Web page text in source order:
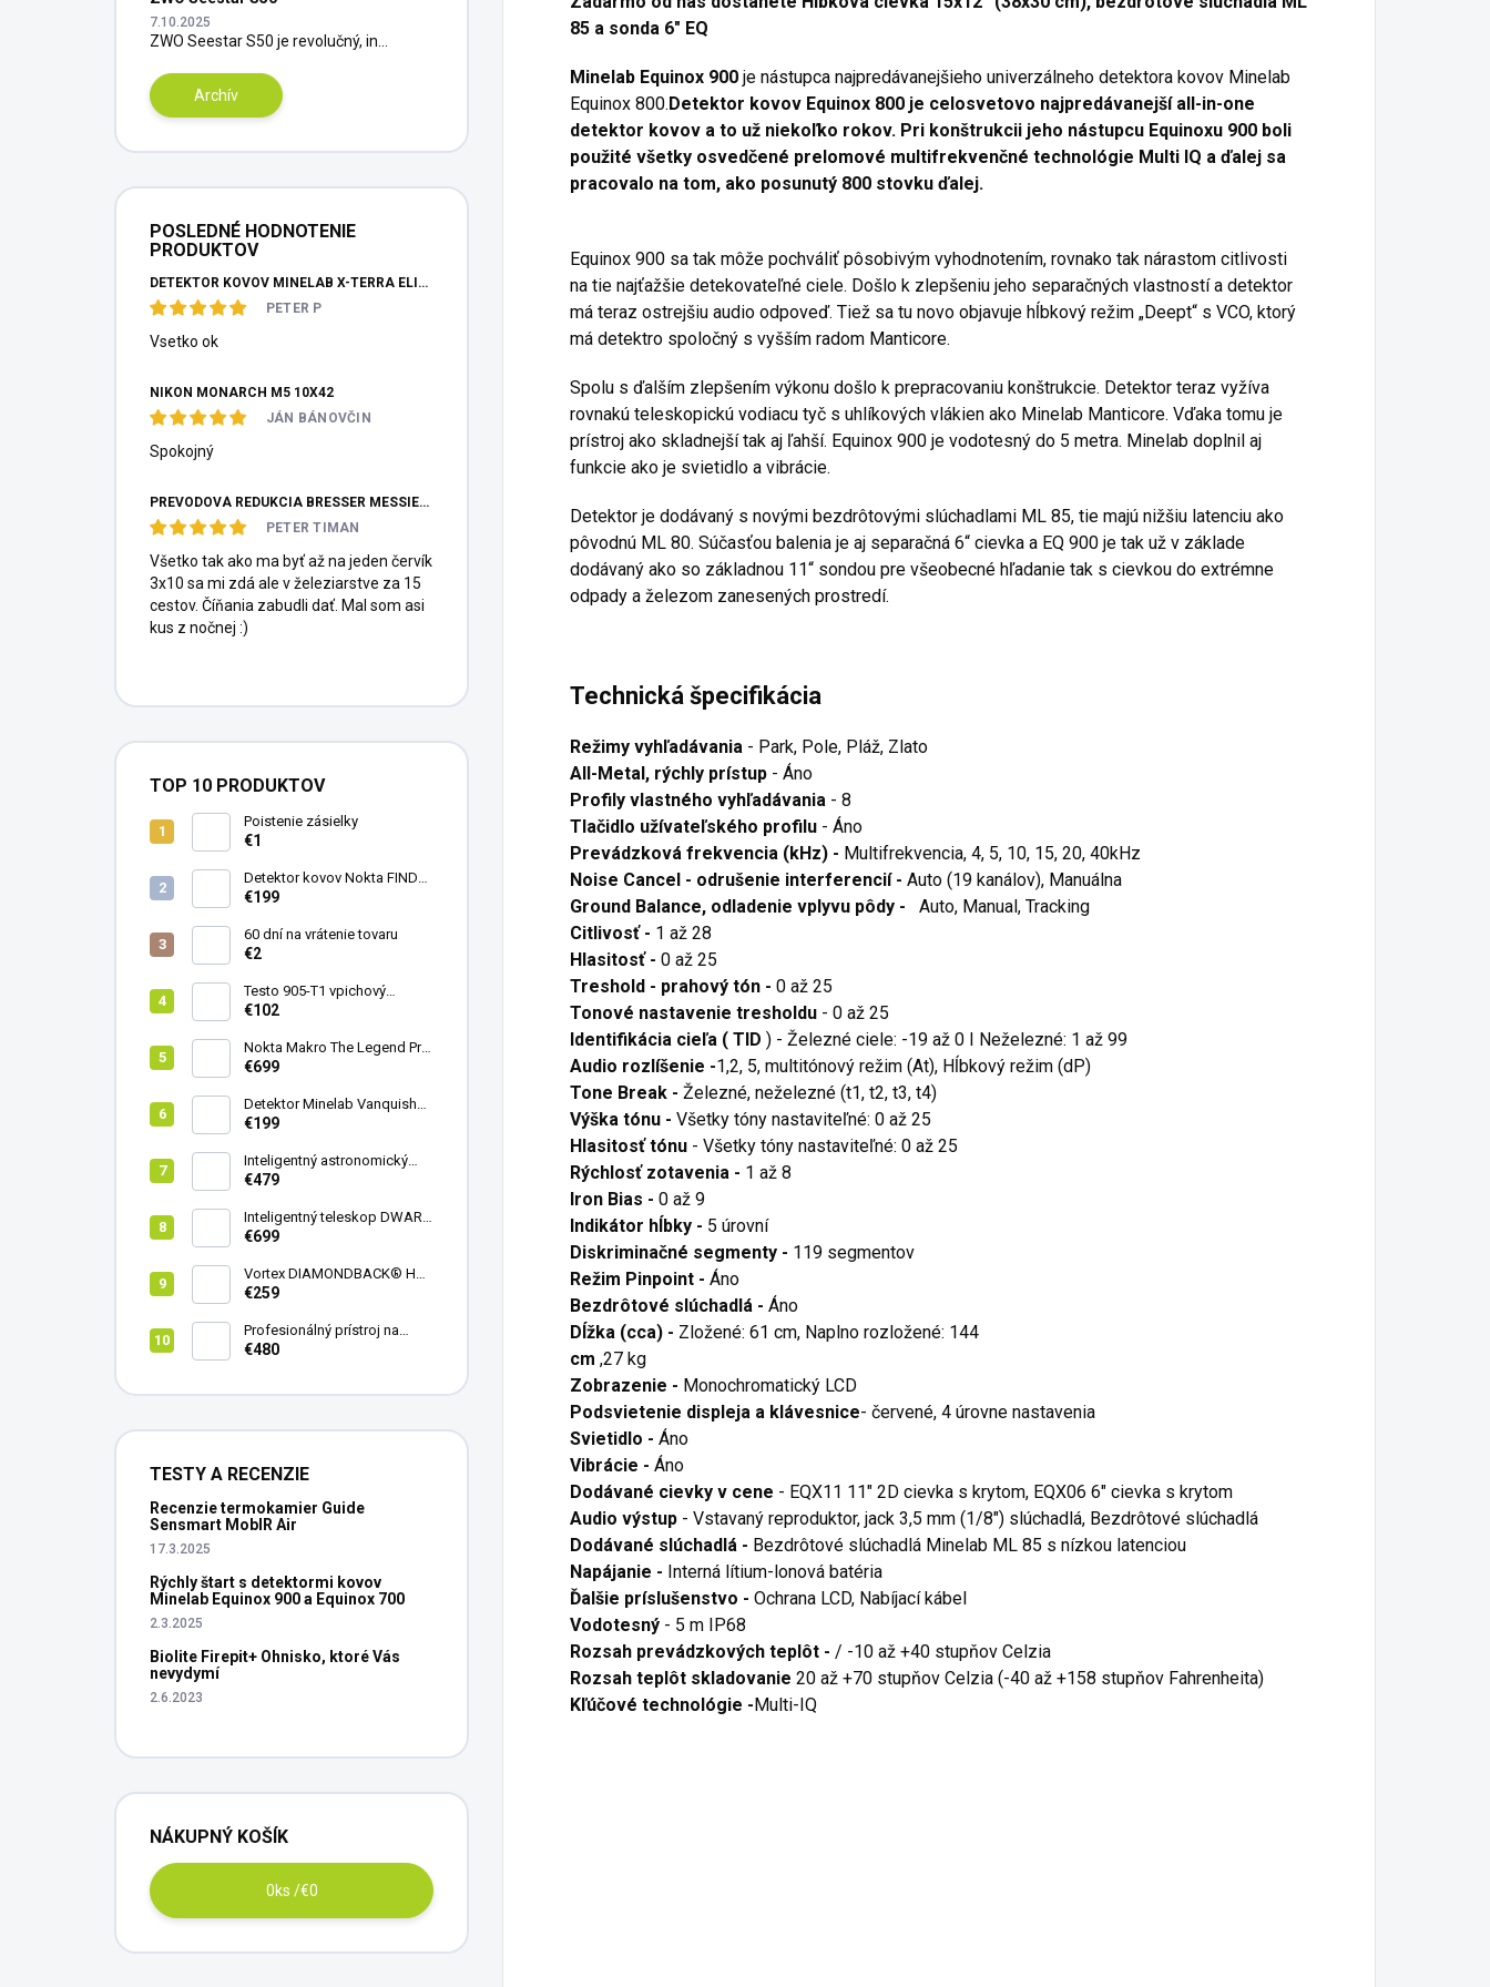
7.10.2025
ZWO Seestar S50 je revolučný, in...
Archív
POSLEDNÉ HODNOTENIE
PRODUKTOV
DETEKTOR KOVOV MINELAB X-TERRA ELITE PINPOITER SET
PETER P
Vsetko ok
NIKON MONARCH M5 10X42
JÁN BÁNOVČIN
Spokojný
PREVODOVÁ REDUKCIA BRESSER MESSIER HEXAFOC 1:10
PETER TIMAN
Všetko tak ako ma byť až na jeden červík
3x10 sa mi zdá ale v železiarstve za 15
cestov. Číňania zabudli dať. Mal som asi
kus z nočnej :)
TOP 10 PRODUKTOV
Poistenie zásielky
€1
Detektor kovov Nokta FINDX
Pro
€199
60 dní na vrátenie tovaru
€2
Testo 905-T1 vpichový
teplomer
€102
Nokta Makro The Legend Pro
Pack - model 2024
€699
Detektor Minelab Vanquish
340
€199
Inteligentný astronomický
teleskop DwarfLab Dwarf
€479
Inteligentný teleskop DWARF
III + originálny statív DWARF 3
€699
Vortex DIAMONDBACK® HD
8X42
€259
Profesionálný prístroj na
vedenie vŕtania Laserliner
€480
TESTY A RECENZIE
Recenzie termokamier Guide
Sensmart MobIR Air
17.3.2025
Rýchly štart s detektormi kovov
Minelab Equinox 900 a Equinox 700
2.3.2025
Biolite Firepit+ Ohnisko, ktoré Vás
nevydymí
2.6.2023
NÁKUPNÝ KOŠÍK
0ks /€0
85 a sonda 6" EQ
Minelab Equinox 900 je nástupca najpredávanejšieho univerzálneho detektora kovov Minelab
Equinox 800. Detektor kovov Equinox 800 je celosvetovo najpredávanejší all-in-one
detektor kovov a to už niekoľko rokov. Pri konštrukcii jeho nástupcu Equinoxu 900 boli
použité všetky osvedčené prelomové multifrekvenčné technológie Multi IQ a ďalej sa
pracovalo na tom, ako posunutý 800 stovku ďalej.
Equinox 900 sa tak môže pochváliť pôsobivým vyhodnotením, rovnako tak nárastom citlivosti
na tie najťažšie detekovateľné ciele. Došlo k zlepšeniu jeho separačných vlastností a detektor
má teraz ostrejšiu audio odpoveď. Tiež sa tu novo objavuje hĺbkový režim „Deept“ s VCO, ktorý
má detektro spoločný s vyšším radom Manticore.
Spolu s ďalším zlepšením výkonu došlo k prepracovaniu konštrukcie. Detektor teraz vyžíva
rovnakú teleskopickú vodiacu tyč s uhlíkových vlákien ako Minelab Manticore. Vďaka tomu je
prístroj ako skladnejší tak aj ľahší. Equinox 900 je vodotesný do 5 metra. Minelab doplnil aj
funkcie ako je svietidlo a vibrácie.
Detektor je dodávaný s novými bezdrôtovými slúchadlami ML 85, tie majú nižšiu latenciu ako
pôvodnú ML 80. Súčasťou balenia je aj separačná 6“ cievka a EQ 900 je tak už v základe
dodávaný ako so základnou 11“ sondou pre všeobecné hľadanie tak s cievkou do extrémne
odpady a železom zanesených prostredí.
Technická špecifikácia
Režimy vyhľadávania - Park, Pole, Pláž, Zlato
All-Metal, rýchly prístup - Áno
Profily vlastného vyhľadávania - 8
Tlačidlo užívateľského profilu - Áno
Prevádzková frekvencia (kHz) - Multifrekvencia, 4, 5, 10, 15, 20, 40kHz
Noise Cancel - odrušenie interferencií - Auto (19 kanálov), Manuálna
Ground Balance, odladenie vplyvu pôdy -
Auto, Manual, Tracking
Citlivosť - 1 až 28
Hlasitosť - 0 až 25
Treshold - prahový tón - 0 až 25
Tonové nastavenie tresholdu - 0 až 25
Identifikácia cieľa ( TID ) - Železné ciele: -19 až 0 I Neželezné: 1 až 99
Audio rozlíšenie -1,2, 5, multitónový režim (At), Hĺbkový režim (dP)
Tone Break - Železné, neželezné (t1, t2, t3, t4)
Výška tónu - Všetky tóny nastaviteľné: 0 až 25
Hlasitosť tónu - Všetky tóny nastaviteľné: 0 až 25
Rýchlosť zotavenia - 1 až 8
Iron Bias - 0 až 9
Indikátor hĺbky - 5 úrovní
Diskriminačné segmenty - 119 segmentov
Režim Pinpoint - Áno
Bezdrôtové slúchadlá - Áno
Dĺžka (cca) - Zložené: 61 cm, Naplno rozložené: 144
cm ,27 kg
Zobrazenie - Monochromatický LCD
Podsvietenie displeja a klávesnice- červené, 4 úrovne nastavenia
Svietidlo - Áno
Vibrácie - Áno
Dodávané cievky v cene - EQX11 11" 2D cievka s krytom, EQX06 6" cievka s krytom
Audio výstup - Vstavaný reproduktor, jack 3,5 mm (1/8") slúchadlá, Bezdrôtové slúchadlá
Dodávané slúchadlá - Bezdrôtové slúchadlá Minelab ML 85 s nízkou latenciou
Napájanie - Interná lítium-lonová batéria
Ďalšie príslušenstvo - Ochrana LCD, Nabíjací kábel
Vodotesný - 5 m IP68
Rozsah prevádzkových teplôt - / -10 až +40 stupňov Celzia
Rozsah teplôt skladovanie 20 až +70 stupňov Celzia (-40 až +158 stupňov Fahrenheita)
Kľúčové technológie - Multi-IQ